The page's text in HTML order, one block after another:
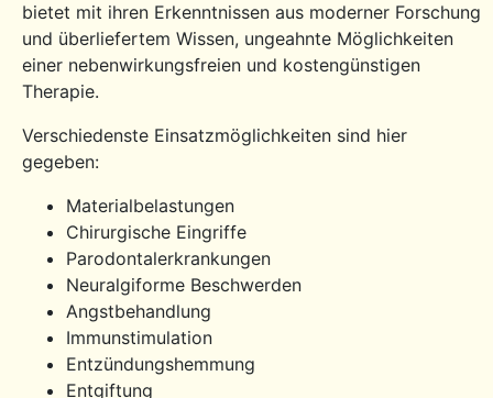
bietet mit ihren Erkenntnissen aus moderner Forschung
und überliefertem Wissen, ungeahnte Möglichkeiten
einer nebenwirkungsfreien und kostengünstigen
Therapie.
Verschiedenste Einsatzmöglichkeiten sind hier
gegeben:
Materialbelastungen
Chirurgische Eingriffe
Parodontalerkrankungen
Neuralgiforme Beschwerden
Angstbehandlung
Immunstimulation
Entzündungshemmung
Entgiftung